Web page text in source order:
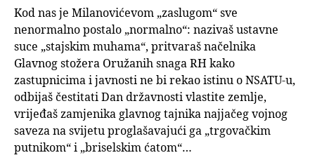
Kod nas je Milanovićevom „zaslugom“ sve
nenormalno postalo „normalno“: nazivaš ustavne
suce „stajskim muhama“, pritvaraš načelnika
Glavnog stožera Oružanih snaga RH kako
zastupnicima i javnosti ne bi rekao istinu o NSATU-u,
odbijaš čestitati Dan državnosti vlastite zemlje,
vrijeđaš zamjenika glavnog tajnika najjačeg vojnog
saveza na svijetu proglašavajući ga „trgovačkim
putnikom“ i „briselskim ćatom“…